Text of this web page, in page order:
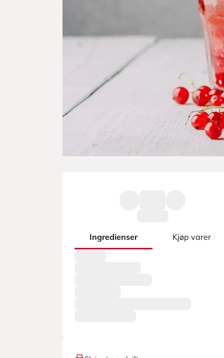
Ingredienser Kjøp varer